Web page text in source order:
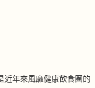
近年來風靡健康飲食圈的